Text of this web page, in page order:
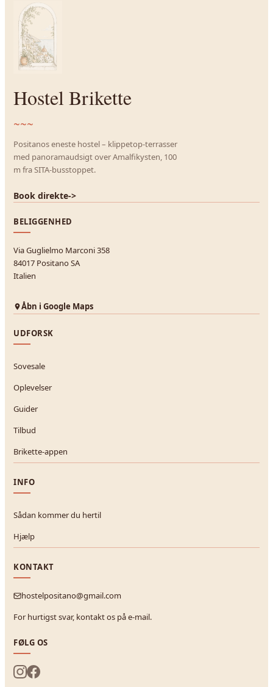
Hostel Brikette
~~~
Positanos eneste hostel – klippetop-terrasser
med panoramaudsigt over Amalfikysten, 100
m fra SITA-busstoppet.
Book direkte->
BELIGGENHED
Via Guglielmo Marconi 358
84017 Positano SA
Italien
Åbn i Google Maps
UDFORSK
Sovesale
Oplevelser
Guider
Tilbud
Brikette-appen
INFO
Sådan kommer du hertil
Hjælp
KONTAKT
hostelpositano@gmail.com
For hurtigst svar, kontakt os på e-mail.
FØLG OS